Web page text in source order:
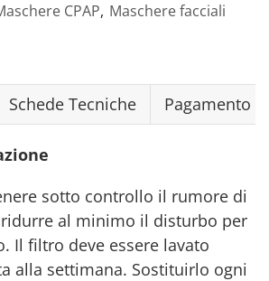
CPAP, Maschere facciali
Schede Tecniche Pagamento
sotto controllo il rumore di
al minimo il disturbo per
Il filtro deve essere lavato
alla settimana. Sostituirlo ogni